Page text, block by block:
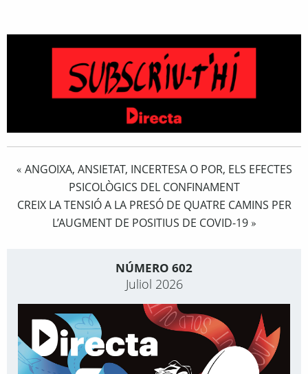
« ANGOIXA, ANSIETAT, INCERTESA O POR, ELS EFECTES
PSICOLÒGICS DEL CONFINAMENT
CREIX LA TENSIÓ A LA PRESÓ DE QUATRE CAMINS PER
L’AUGMENT DE POSITIUS DE COVID-19»
NÚMERO 602
Juliol 2026